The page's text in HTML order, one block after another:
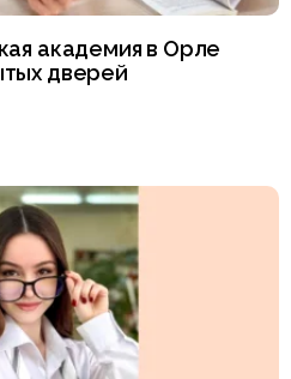
академия в Орле
дверей